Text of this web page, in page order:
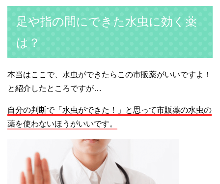
足や指の間にできた水虫に効く薬
は？
本当はここで、水虫ができたらこの市販薬がいいですよ！
と紹介したところですが…
自分の判断で「水虫ができた！」と思って市販薬の水虫の
薬を使わないほうがいいです。